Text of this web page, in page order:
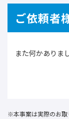
ご依頼者
また何かありま
本事案は実際のお